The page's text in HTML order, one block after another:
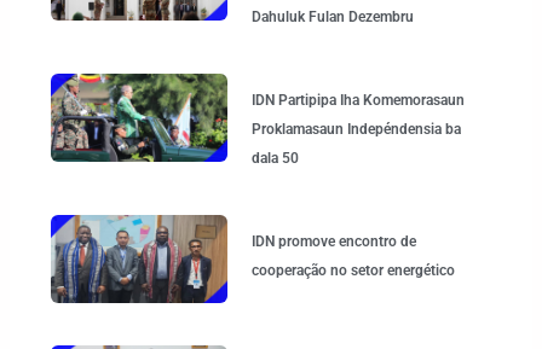
Dahuluk Fulan Dezembru
IDN Partipipa Iha Komemorasaun
Proklamasaun Indepéndensia ba
dala 50
IDN promove encontro de
cooperação no setor energético